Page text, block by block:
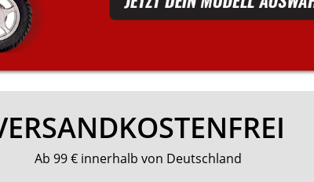
Ab 99 € innerhalb von Deutschland